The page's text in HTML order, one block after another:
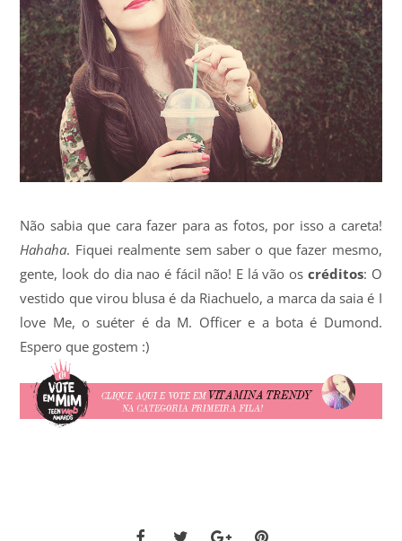
Não sabia que cara fazer para as fotos, por isso a careta!
Hahaha. Fiquei realmente sem saber o que fazer mesmo,
gente, look do dia nao é fácil não! E lá vão os créditos: O
vestido que virou blusa é da Riachuelo, a marca da saia é I
love Me, o suéter é da M. Officer e a bota é Dumond.
Espero que gostem :)